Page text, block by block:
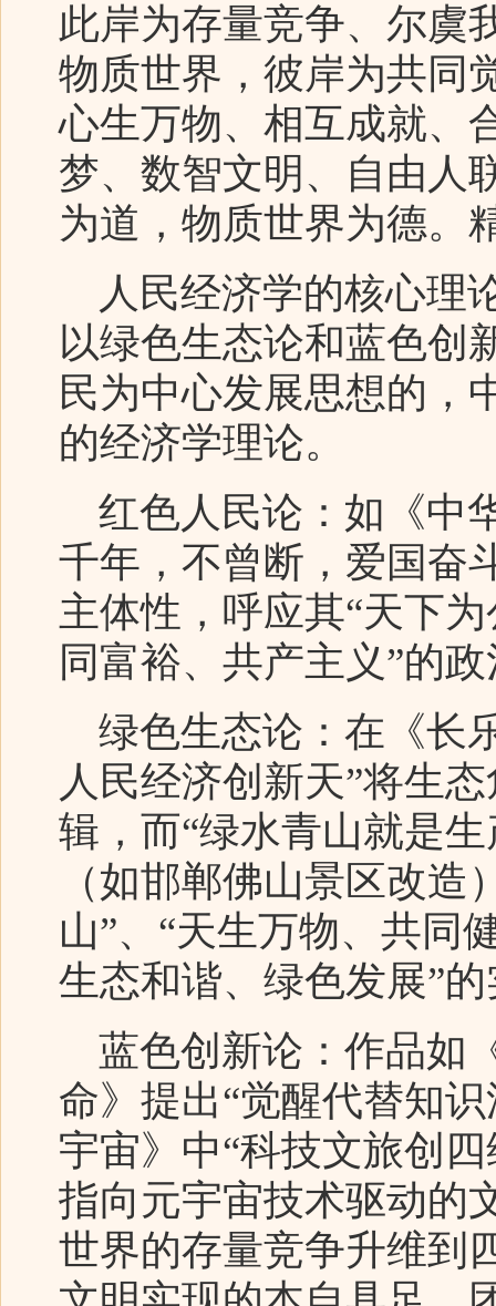
此岸为存量竞争、尔虞
物质世界，彼岸为共同
心生万物、相互成就、
梦、数智文明、自由人
为道，物质世界为德。
人民经济学的核心理
以绿色生态论和蓝色创
民为中心发展思想的，
的经济学理论。
红色人民论：如《中
千年，不曾断，爱国奋
主体性，呼应其“天下
同富裕、共产主义”的
绿色生态论：在《长
人民经济创新天”将生
辑，而“绿水青山就是
（如邯郸佛山景区改
山”、“天生万物、共同
生态和谐、绿色发展”
蓝色创新论：作品如
命》提出“觉醒代替知
宇宙》中“科技文旅创
指向元宇宙技术驱动的
世界的存量竞争升维到